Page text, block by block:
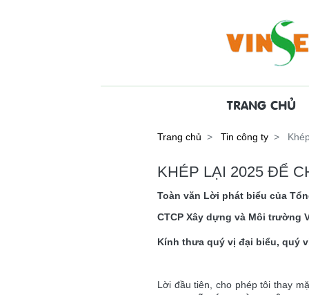
TRANG CHỦ
Trang chủ Tin công ty
KHÉP LẠI 2025 ĐỂ
Toàn văn Lời phát biểu của
CTCP Xây dựng và Môi trường
Kính thưa quý vị đại biểu, quý
Lời đầu tiên, cho phép tôi thay